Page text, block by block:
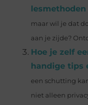
lesmethoden
maar wil je dat
aan je zijde?
Hoe je zelf
handige tips
een schutting
niet alleen